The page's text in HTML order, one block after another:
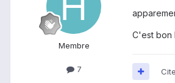
Membre
7
C'est bon